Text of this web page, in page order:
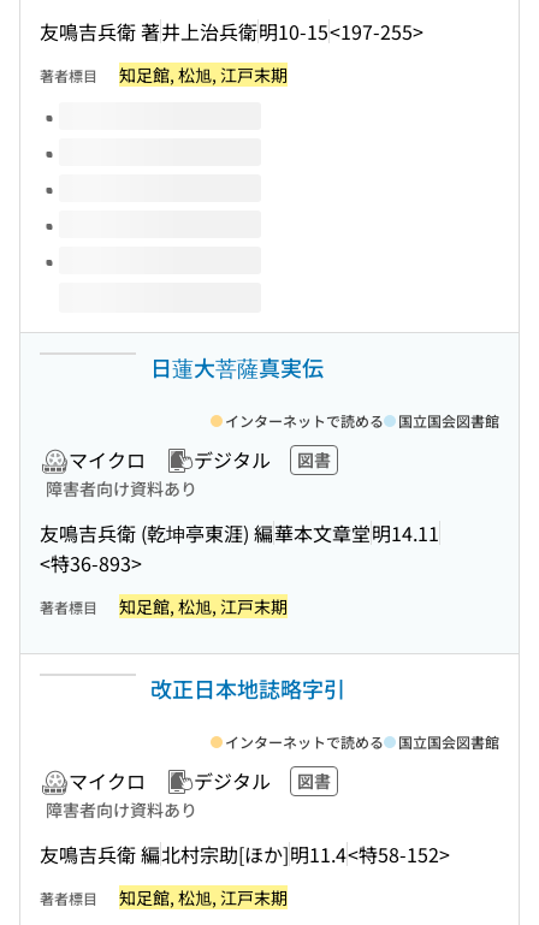
友鳴吉兵衛 著井上治兵衛明10-15<197-255>
著者標目 知足館, 松旭, 江戸末期
このタイトルの巻号
日蓮大菩薩真実伝
マイクロ デジタル
図書
障害者向け資料あり
友鳴吉兵衛 (乾坤亭東涯) 編華本文章堂明14.11
<特36-893>
インターネットで読める 国立国会図書館
著者標目 知足館, 松旭, 江戸末期
改正日本地誌略字引
マイクロ デジタル
図書
障害者向け資料あり
友鳴吉兵衛 編北村宗助[ほか]明11.4<特58-152>
インターネットで読める 国立国会図書館
著者標目 知足館, 松旭, 江戸末期